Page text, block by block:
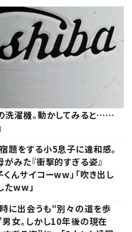
洗濯機。動かしてみると……
題をする小5息子に違和感。
みた『衝撃的すぎる姿』
んサイコーww」「吹き出し
たww」
に出会うも“別々の道を歩
女。しかし10年後の現在